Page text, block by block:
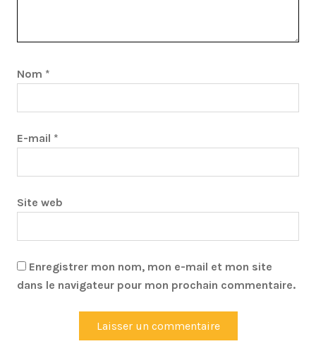
Nom *
E-mail *
Site web
Enregistrer mon nom, mon e-mail et mon site
dans le navigateur pour mon prochain commentaire.